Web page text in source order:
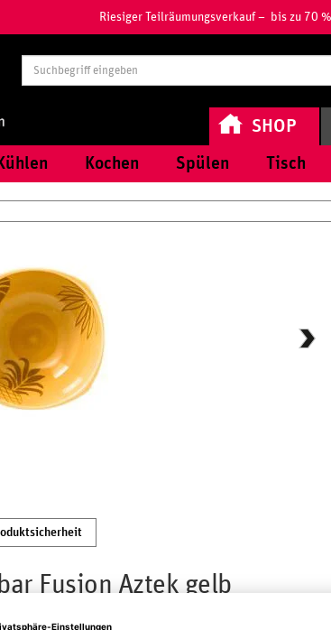
Riesiger Teilräumungsverkauf – bis zu 70
SHOP
Kühlen Kochen Spülen Tisch
Fusion Aztek gelb